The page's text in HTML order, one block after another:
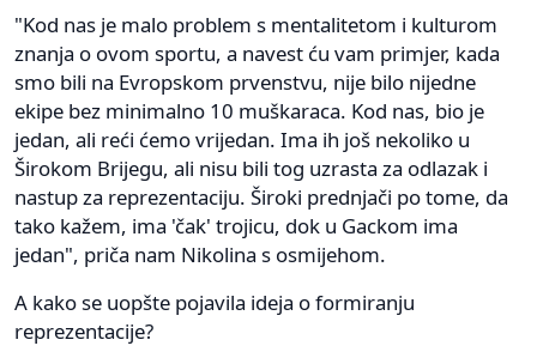
"Kod nas je malo problem s mentalitetom i kulturom
znanja o ovom sportu, a navest ću vam primjer, kada
smo bili na Evropskom prvenstvu, nije bilo nijedne
ekipe bez minimalno 10 muškaraca. Kod nas, bio je
jedan, ali reći ćemo vrijedan. Ima ih još nekoliko u
Širokom Brijegu, ali nisu bili tog uzrasta za odlazak i
nastup za reprezentaciju. Široki prednjači po tome, da
tako kažem, ima 'čak' trojicu, dok u Gackom ima
jedan", priča nam Nikolina s osmijehom.
A kako se uopšte pojavila ideja o formiranju
reprezentacije?